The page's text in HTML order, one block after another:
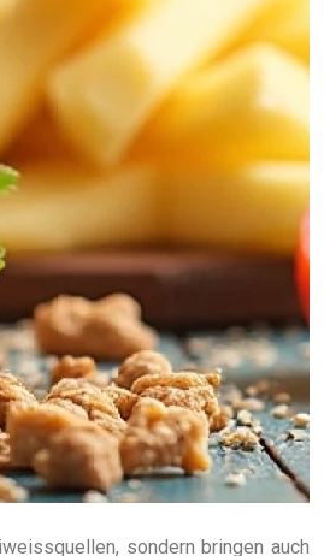
sondern bringen auch